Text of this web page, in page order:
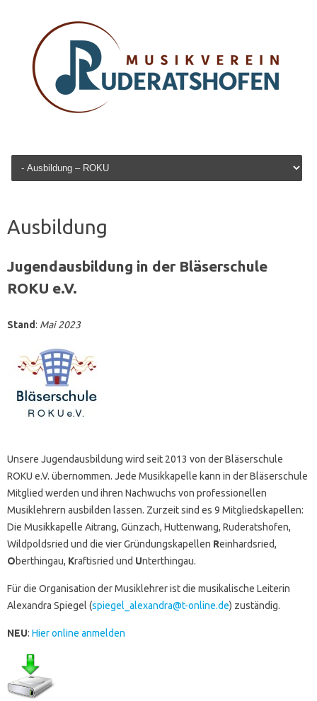
Zum Inhalt springen
Ausbildung
Jugendausbildung in der Bläserschule
ROKU e.V.
Stand: Mai 2023
Unsere Jugendausbildung wird seit 2013 von der Bläserschule
ROKU e.V. übernommen. Jede Musikkapelle kann in der Bläserschule
Mitglied werden und ihren Nachwuchs von professionellen
Musiklehrern ausbilden lassen. Zurzeit sind es 9 Mitgliedskapellen:
Die Musikkapelle Aitrang, Günzach, Huttenwang, Ruderatshofen,
Wildpoldsried und die vier Gründungskapellen Reinhardsried,
Oberthingau, Kraftisried und Unterthingau.
Für die Organisation der Musiklehrer ist die musikalische Leiterin
Alexandra Spiegel (spiegel_alexandra@t-online.de) zuständig.
NEU: Hier online anmelden